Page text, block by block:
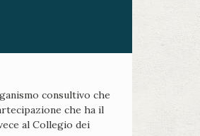
consultivo che
che ha il
al Collegio dei